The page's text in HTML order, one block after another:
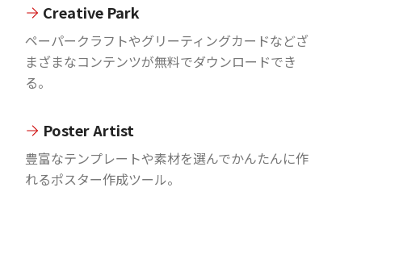
Creative Park
ペーパークラフトやグリーティングカードなどざ
まざまなコンテンツが無料でダウンロードでき
る。
Poster Artist
豊富なテンプレートや素材を選んでかんたんに作
れるポスター作成ツール。